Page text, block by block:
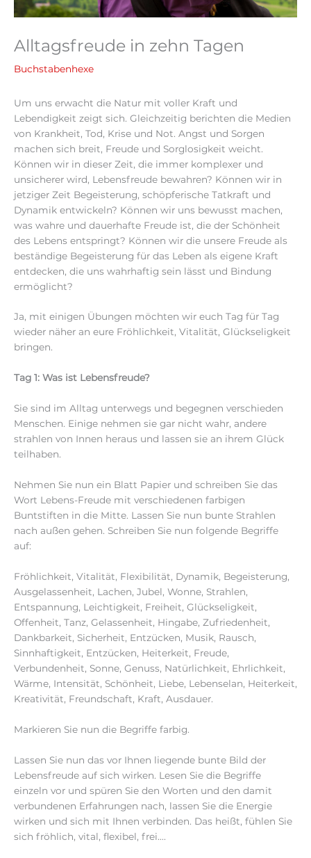
Alltagsfreude in zehn Tagen
Buchstabenhexe
Um uns erwacht die Natur mit voller Kraft und
Lebendigkeit zeigt sich. Gleichzeitig berichten die Medien
von Krankheit, Tod, Krise und Not. Angst und Sorgen
machen sich breit, Freude und Sorglosigkeit weicht.
Können wir in dieser Zeit, die immer komplexer und
unsicherer wird, Lebensfreude bewahren? Können wir in
jetziger Zeit Begeisterung, schöpferische Tatkraft und
Dynamik entwickeln? Können wir uns bewusst machen,
was wahre und dauerhafte Freude ist, die der Schönheit
des Lebens entspringt? Können wir die unsere Freude als
beständige Begeisterung für das Leben als eigene Kraft
entdecken, die uns wahrhaftig sein lässt und Bindung
ermöglicht?
Ja, mit einigen Übungen möchten wir euch Tag für Tag
wieder näher an eure Fröhlichkeit, Vitalität, Glückseligkeit
bringen.
Tag 1: Was ist Lebensfreude?
Sie sind im Alltag unterwegs und begegnen verschieden
Menschen. Einige nehmen sie gar nicht wahr, andere
strahlen von Innen heraus und lassen sie an ihrem Glück
teilhaben.
Nehmen Sie nun ein Blatt Papier und schreiben Sie das
Wort Lebens-Freude mit verschiedenen farbigen
Buntstiften in die Mitte. Lassen Sie nun bunte Strahlen
nach außen gehen. Schreiben Sie nun folgende Begriffe
auf:
Fröhlichkeit, Vitalität, Flexibilität, Dynamik, Begeisterung,
Ausgelassenheit, Lachen, Jubel, Wonne, Strahlen,
Entspannung, Leichtigkeit, Freiheit, Glückseligkeit,
Offenheit, Tanz, Gelassenheit, Hingabe, Zufriedenheit,
Dankbarkeit, Sicherheit, Entzücken, Musik, Rausch,
Sinnhaftigkeit, Entzücken, Heiterkeit, Freude,
Verbundenheit, Sonne, Genuss, Natürlichkeit, Ehrlichkeit,
Wärme, Intensität, Schönheit, Liebe, Lebenselan, Heiterkeit,
Kreativität, Freundschaft, Kraft, Ausdauer.
Markieren Sie nun die Begriffe farbig.
Lassen Sie nun das vor Ihnen liegende bunte Bild der
Lebensfreude auf sich wirken. Lesen Sie die Begriffe
einzeln vor und spüren Sie den Worten und den damit
verbundenen Erfahrungen nach, lassen Sie die Energie
wirken und sich mit Ihnen verbinden. Das heißt, fühlen Sie
sich fröhlich, vital, flexibel, frei….